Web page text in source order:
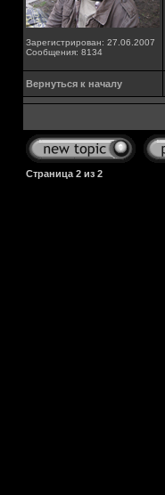
Зарегистрирован: 27.06.2007
Сообщения: 8134
Вернуться к началу
Страница 2 из 2